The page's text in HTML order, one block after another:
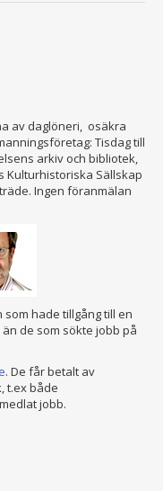
av daglöneri, osäkra
Tisdag till
arkiv och bibliotek,
Kulturhistoriska Sällskap
Ingen föranmälan
som hade tillgång till en
de som sökte jobb på
. De får betalt av
t.ex både
jobb.